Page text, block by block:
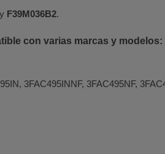
y F39M036B2.
con varias marcas y modelos:
3FAC495INNF, 3FAC495NF,